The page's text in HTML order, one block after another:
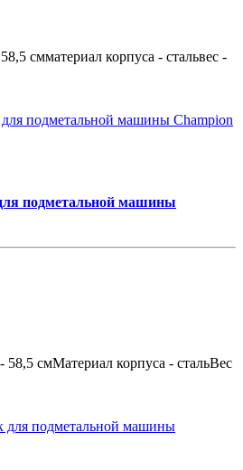
смматериал корпуса - стальвес -
подметальной машины
смМатериал корпуса - стальВес